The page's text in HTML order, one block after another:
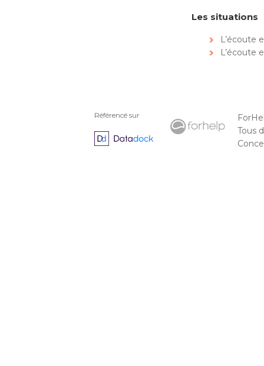
Les situations
L’écoute
L’écoute
Référencé sur
Tous